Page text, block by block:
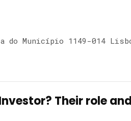
do Município 1149-014
Their role